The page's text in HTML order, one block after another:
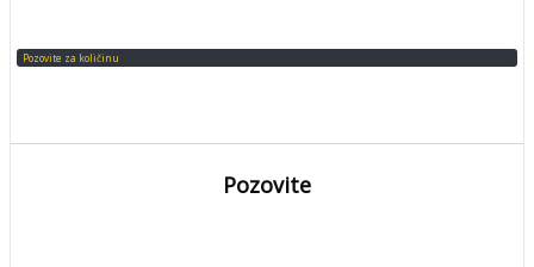
Pozovite za količinu
Pozovite